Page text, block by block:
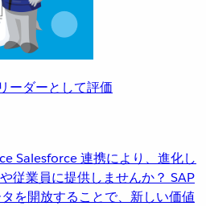
ーダーとして評価
Salesforce 連携により、進化し
従業員に提供しませんか？ SAP
を開放することで、新しい価値